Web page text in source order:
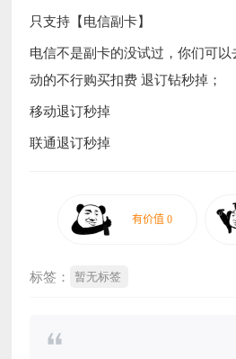
只支持【电信副卡】
电信不是副卡的没试过，你们可
动的不行购买扣费 退订钻秒掉；
移动退订秒掉
联通退订秒掉
标签： 暂无标签